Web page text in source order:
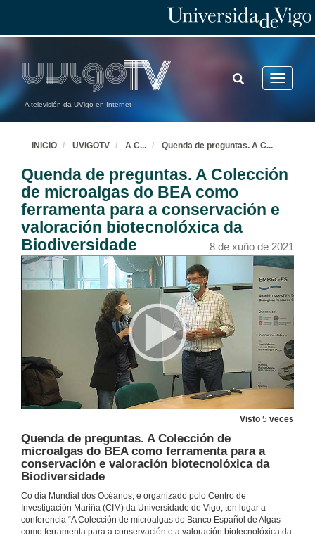
A televisión da UVigo en Internet
Toggle
TOGGLE
SEARCH
INICIO UVIGOTV A C... Quenda de preguntas. A C...
Quenda de preguntas. A Colección
de microalgas do BEA como
ferramenta para a conservación e
valoración biotecnolóxica da
Biodiversidade
8 de xuño de 2021
Visto 5 veces
Quenda de preguntas. A Colección de
microalgas do BEA como ferramenta para a
conservación e valoración biotecnolóxica da
Biodiversidade
Co día Mundial dos Océanos, e organizado polo Centro de
Investigación Mariña (CIM) da Universidade de Vigo, ten lugar a
conferencia “A Colección de microalgas do Banco Español de Algas
como ferramenta para a conservación e a valoración biotecnolóxica da